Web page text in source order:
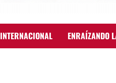
INTERNACIONAL ENRAÍZANDO